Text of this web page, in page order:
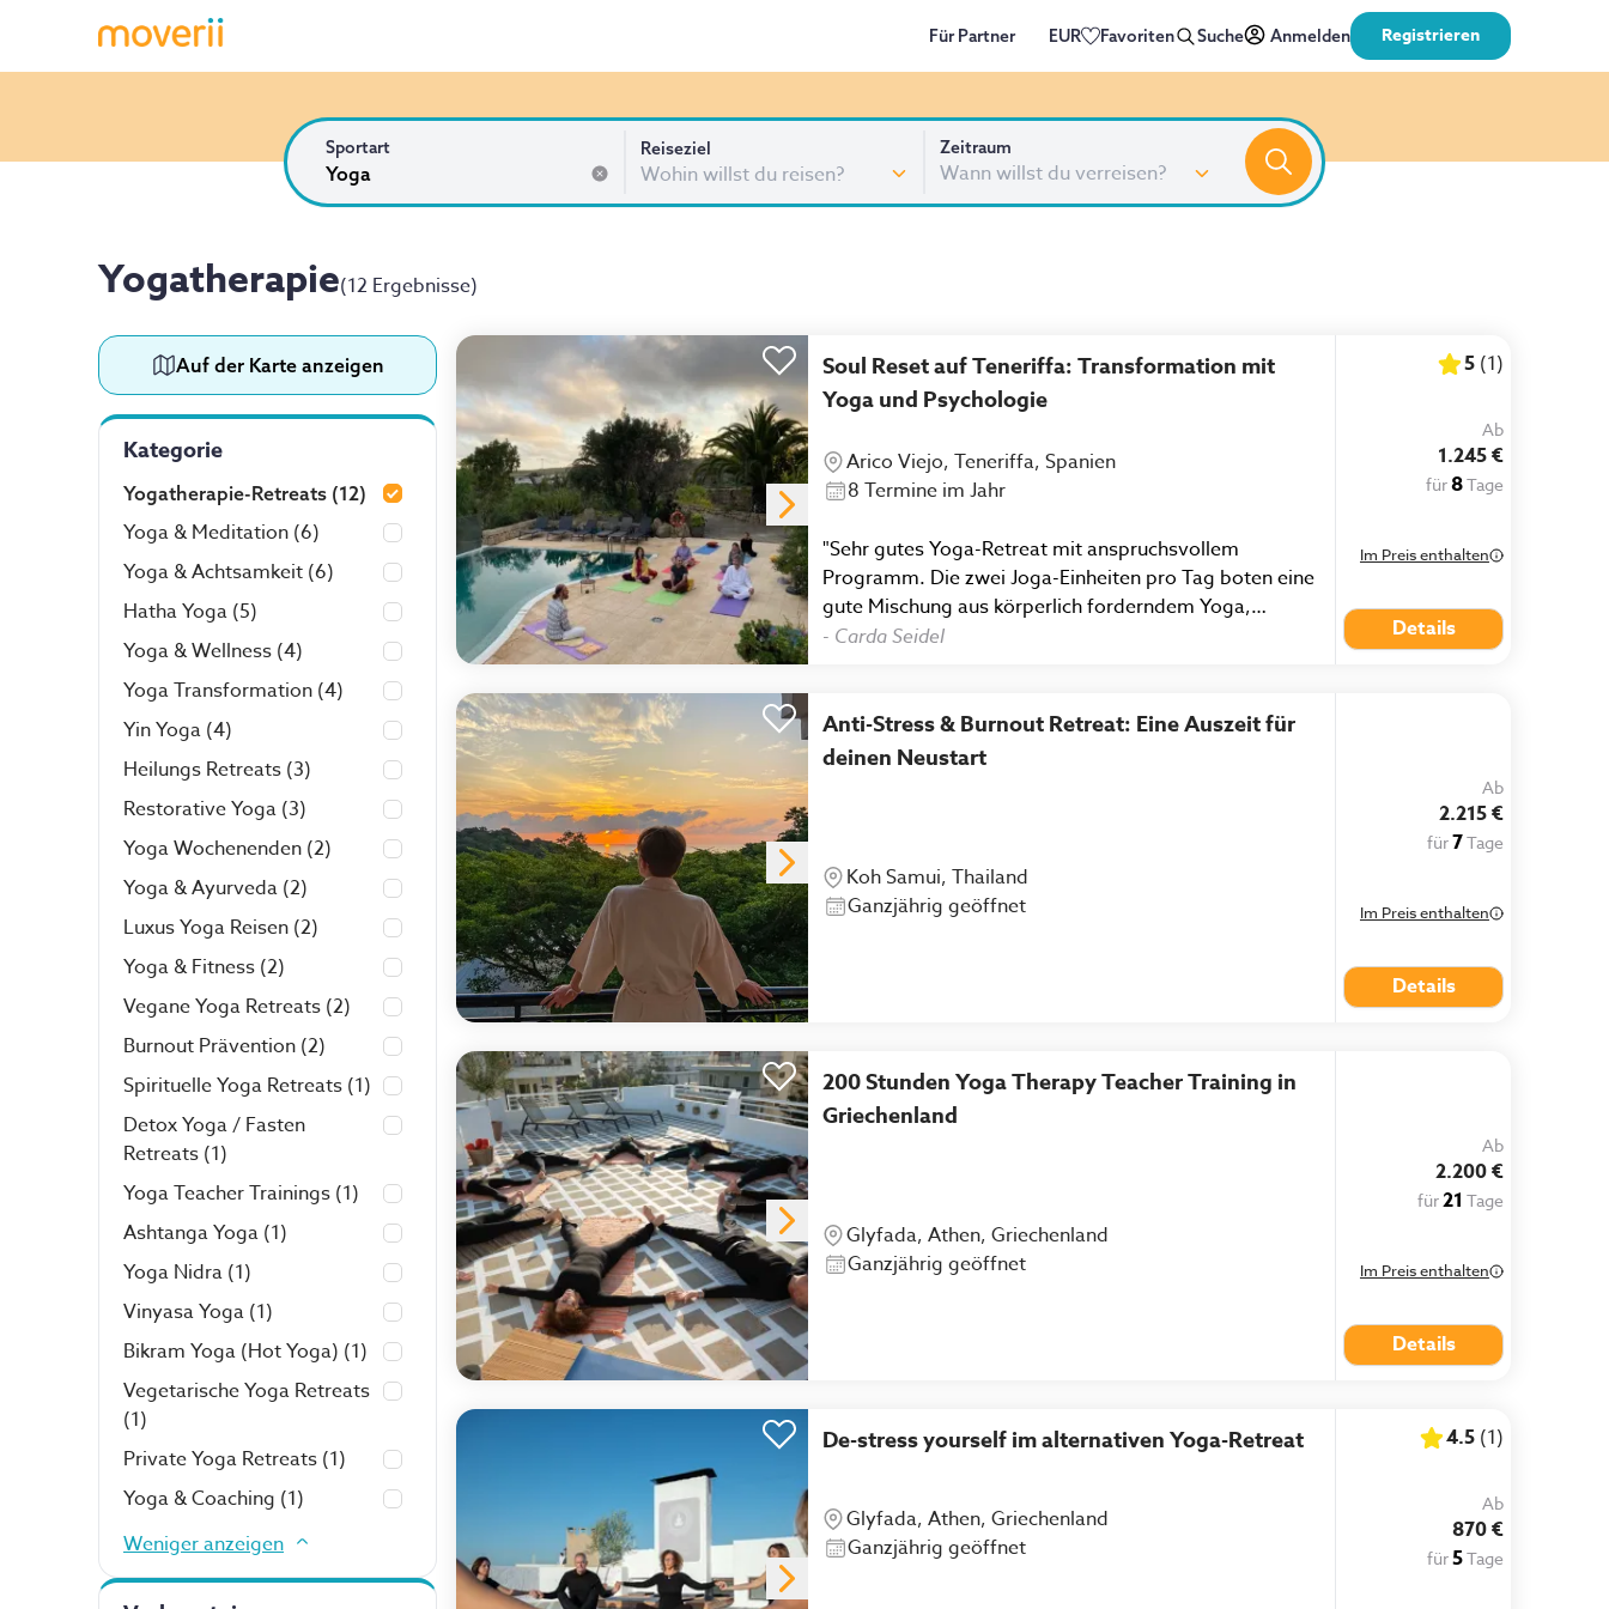
Für Partner EUR Favoriten Suche Anmelden Registrieren
Sportart
Yoga
Reiseziel Zeitraum
Wann willst du verreisen?
Yogatherapie(12 Ergebnisse)
Auf der Karte anzeigen
Kategorie
Yogatherapie-Retreats (12)
Yoga & Meditation (6)
Yoga & Achtsamkeit (6)
Hatha Yoga (5)
Yoga & Wellness (4)
Yoga Transformation (4)
Yin Yoga (4)
Heilungs Retreats (3)
Restorative Yoga (3)
Yoga Wochenenden (2)
Yoga & Ayurveda (2)
Luxus Yoga Reisen (2)
Yoga & Fitness (2)
Vegane Yoga Retreats (2)
Burnout Prävention (2)
Spirituelle Yoga Retreats (1)
Detox Yoga / Fasten
Retreats (1)
Yoga Teacher Trainings (1)
Ashtanga Yoga (1)
Yoga Nidra (1)
Vinyasa Yoga (1)
Bikram Yoga (Hot Yoga) (1)
Vegetarische Yoga Retreats
(1)
Private Yoga Retreats (1)
Yoga & Coaching (1)
Weniger anzeigen
Soul Reset auf Teneriffa: Transformation mit
Yoga und Psychologie
Arico Viejo, Teneriffa, Spanien
8 Termine im Jahr
"Sehr gutes Yoga-Retreat mit anspruchsvollem
Programm. Die zwei Joga-Einheiten pro Tag boten eine
gute Mischung aus körperlich forderndem Yoga,
Meditation und Entspannung mit sehr erfahrenem
eröffneten die Möglichkeit sich mit wichtigen Fragen
des eigenen Lebens auseinanderzusetzen. Die rein
- Carda Seidel
5(1)
Ab
1.245 €
für8Tage
Im Preis enthalten
Details
Anti-Stress & Burnout Retreat: Eine Auszeit für
deinen Neustart
Koh Samui, Thailand
Ganzjährig geöffnet
Ab
2.215 €
für7Tage
Im Preis enthalten
Details
200 Stunden Yoga Therapy Teacher Training in
Griechenland
Glyfada, Athen, Griechenland
Ganzjährig geöffnet
Ab
2.200 €
für21 Tage
Im Preis enthalten
Details
De-stress yourself im alternativen Yoga-Retreat
Glyfada, Athen, Griechenland
Ganzjährig geöffnet
4.5(1)
Ab
870 €
für5Tage